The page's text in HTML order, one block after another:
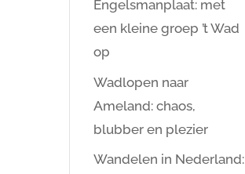
Engelsmanplaat: met
een kleine groep ’t Wad
op
Wadlopen naar
Ameland: chaos,
blubber en plezier
Wandelen in Nederland: